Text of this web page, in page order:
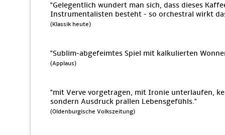
"Gelegentlich wundert man sich, dass dieses
Instrumentalisten besteht - so orchestral wirkt
(Klassik heute)
"Sublim-abgefeimtes Spiel mit kalkulierten
(Applaus)
"mit Verve vorgetragen, mit Ironie unterlaufen,
sondern Ausdruck prallen Lebensgefühls."
(Oldenburgische Volkszeitung)